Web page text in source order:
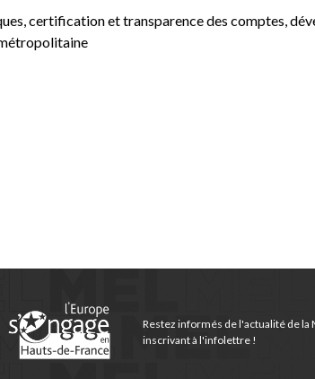
certification et transparence des comptes,
Restez informés de l'actualité de la
inscrivant à l'infolettre !